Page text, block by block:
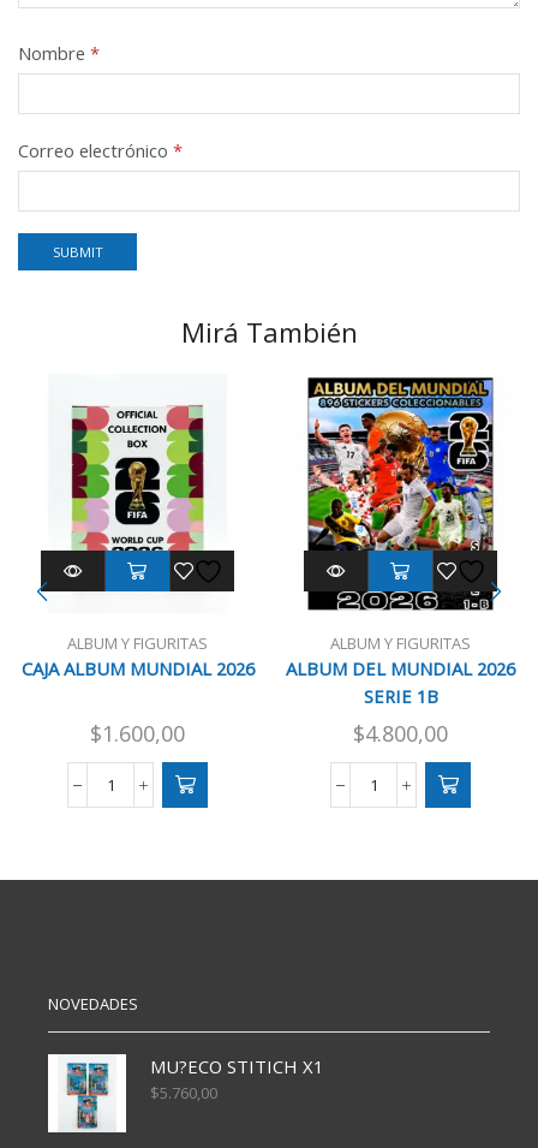
Nombre *
Correo electrónico *
Mirá También
ALBUM Y FIGURITAS
CAJA ALBUM MUNDIAL 2026
$1.600,00
CAJA
cantidad
ALBUM Y FIGURITAS
ALBUM DEL MUNDIAL 2026
SERIE 1B
$4.800,00
ALBUM
SERIE
NOVEDADES
MU?ECO STITICH X1
$5.760,00